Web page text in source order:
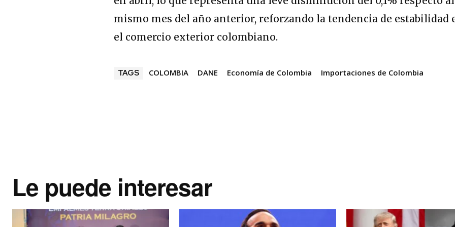
mismo mes del año anterior, reforzando la tendencia de estabilidad
el comercio exterior colombiano.
TAGS COLOMBIA DANE Economía de Colombia Importaciones de Colombia
Le puede interesar